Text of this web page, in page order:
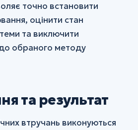
точно встановити
оцінити стан
та виключити
обраного методу
та результат
втручань виконуються